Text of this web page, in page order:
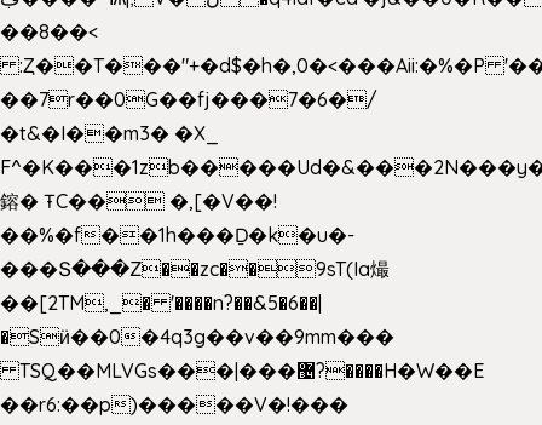
��8��<
:Ȥ��T���"+�d$�h�,0�<���Aii:�%�P
��7r��0G��fj���7�6�/
�t&�I��m3� �X_
鎔� ŦC�� �,[�V��!
��%�f��1h���Ḏ�k�u�-
���Տ���Z��zc��9sT(Ia熶
��[2TM,_� '����n?��&5�6��|
�Sӥ��0�4q3g��v��9mm���
TSQ��MLVGs���|���޴?����H�W��E
��r6:��p)�����V�!���